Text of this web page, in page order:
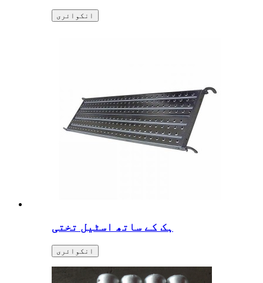
انکوائری
ہک کے ساتھ اسٹیل تختی
انکوائری